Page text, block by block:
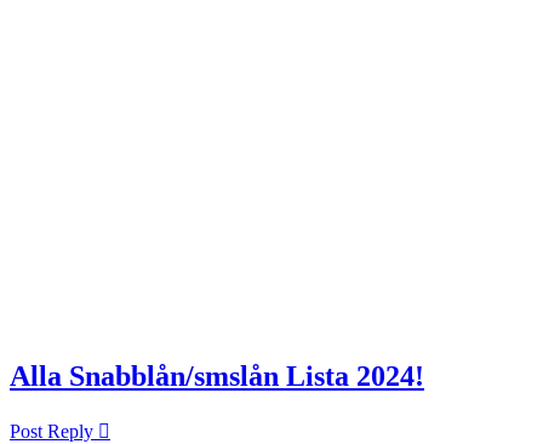
Alla Snabblån/smslån Lista 2024!
Post Reply